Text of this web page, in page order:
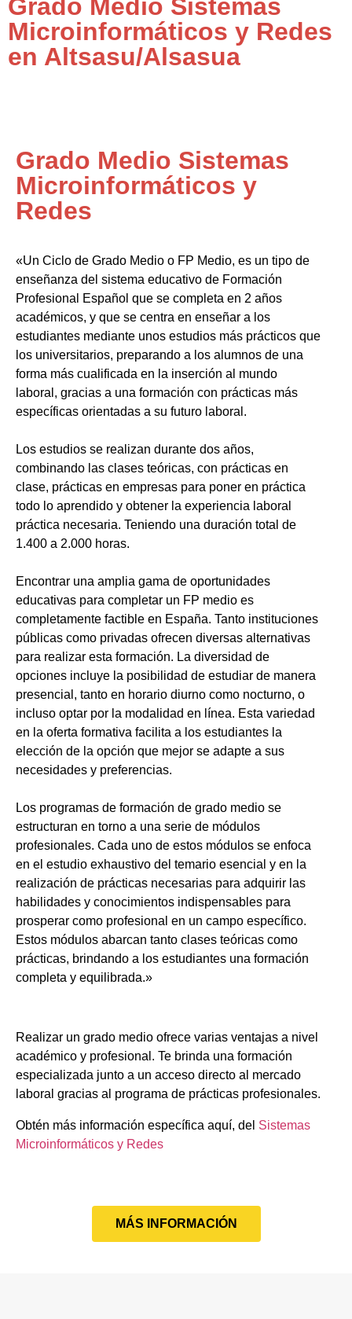
Grado Medio Sistemas
Microinformáticos y Redes
en Altsasu/Alsasua
Grado Medio Sistemas
Microinformáticos y
Redes
«Un Ciclo de Grado Medio o FP Medio, es un tipo de
enseñanza del sistema educativo de Formación
Profesional Español que se completa en 2 años
académicos, y que se centra en enseñar a los
estudiantes mediante unos estudios más prácticos que
los universitarios, preparando a los alumnos de una
forma más cualificada en la inserción al mundo
laboral, gracias a una formación con prácticas más
específicas orientadas a su futuro laboral.
Los estudios se realizan durante dos años,
combinando las clases teóricas, con prácticas en
clase, prácticas en empresas para poner en práctica
todo lo aprendido y obtener la experiencia laboral
práctica necesaria. Teniendo una duración total de
1.400 a 2.000 horas.
Encontrar una amplia gama de oportunidades
educativas para completar un FP medio es
completamente factible en España. Tanto instituciones
públicas como privadas ofrecen diversas alternativas
para realizar esta formación. La diversidad de
opciones incluye la posibilidad de estudiar de manera
presencial, tanto en horario diurno como nocturno, o
incluso optar por la modalidad en línea. Esta variedad
en la oferta formativa facilita a los estudiantes la
elección de la opción que mejor se adapte a sus
necesidades y preferencias.
Los programas de formación de grado medio se
estructuran en torno a una serie de módulos
profesionales. Cada uno de estos módulos se enfoca
en el estudio exhaustivo del temario esencial y en la
realización de prácticas necesarias para adquirir las
habilidades y conocimientos indispensables para
prosperar como profesional en un campo específico.
Estos módulos abarcan tanto clases teóricas como
prácticas, brindando a los estudiantes una formación
completa y equilibrada.»
Realizar un grado medio ofrece varias ventajas a nivel
académico y profesional. Te brinda una formación
especializada junto a un acceso directo al mercado
laboral gracias al programa de prácticas profesionales.
Obtén más información específica aquí, del Sistemas
Microinformáticos y Redes
MÁS INFORMACIÓN